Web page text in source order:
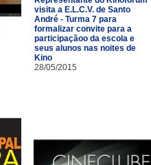
visita a E.L.C.V. de Santo
André - Turma 7 para
formalizar convite para a
participaçãoo da escola e
seus alunos nas noites de
Kino
28/05/2015